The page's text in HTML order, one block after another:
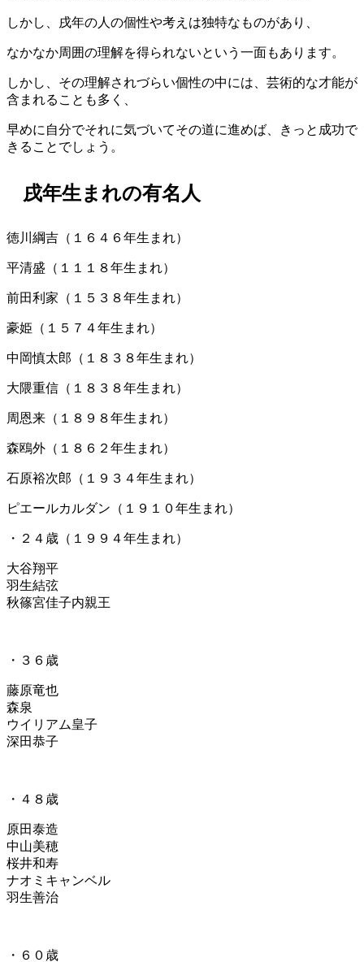
しかし、戌年の人の個性や考えは独特なものがあり、
なかなか周囲の理解を得られないという一面もあります。
しかし、その理解されづらい個性の中には、芸術的な才能が
含まれることも多く、
早めに自分でそれに気づいてその道に進めば、きっと成功で
きることでしょう。
戌年生まれの有名人
徳川綱吉（１６４６年生まれ）
平清盛（１１１８年生まれ）
前田利家（１５３８年生まれ）
豪姫（１５７４年生まれ）
中岡慎太郎（１８３８年生まれ）
大隈重信（１８３８年生まれ）
周恩来（１８９８年生まれ）
森鴎外（１８６２年生まれ）
石原裕次郎（１９３４年生まれ）
ピエールカルダン（１９１０年生まれ）
・２４歳（１９９４年生まれ）
大谷翔平
羽生結弦
秋篠宮佳子内親王
・３６歳
藤原竜也
森泉
ウイリアム皇子
深田恭子
・４８歳
原田泰造
中山美穂
桜井和寿
ナオミキャンベル
羽生善治
・６０歳